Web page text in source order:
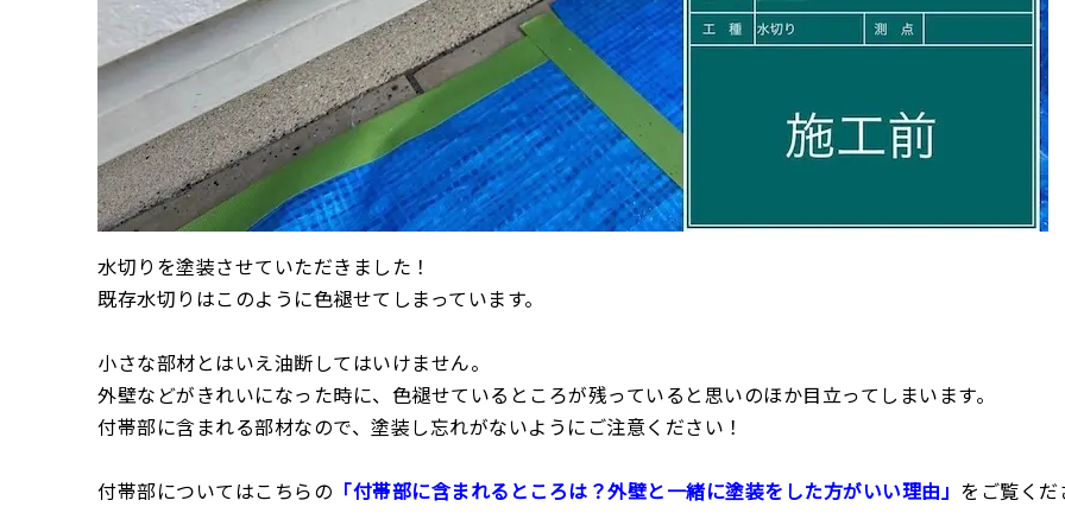
水切りを塗装させていただきました！
既存水切りはこのように色褪せてしまっています。
小さな部材とはいえ油断してはいけません。
外壁などがきれいになった時に、色褪せているところが残っていると思いのほか目立ってしまいます。
付帯部に含まれる部材なので、塗装し忘れがないようにご注意ください！
付帯部についてはこちらの 「付帯部に含まれるところは？外壁と一緒に塗装をした方がいい理由」 をご覧くだ